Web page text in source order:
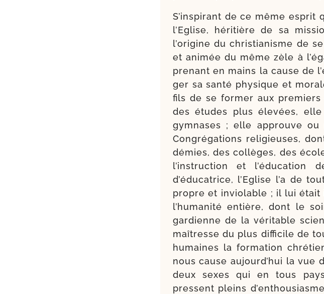
S’inspirant de ce même esprit
l’Eglise, héri­tière de sa
l’origine du chris­tia­nisme de
et ani­mée du même zèle à
pre­nant en mains la cause de
ger sa san­té phy­sique et
fils de se for­mer aux
des études plus éle­vées,
gym­nases ; elle approuve
Congrégations reli­gieuses,
dé­mies, des col­lèges, des
l’instruction et l’éducation
d’éducatrice, l’Eglise l’a de
propre et invio­lable ; il lui était
l’humanité entière, dont le
gar­dienne de la véri­table
maî­tresse du plus dif­fi­cile de
humaines la for­ma­tion
nous cause aujourd’hui la vue
deux sexes qui en tous
pressent pleins